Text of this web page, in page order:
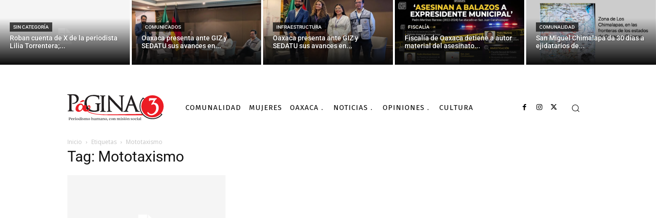
SIN CATEGORÍA
Roban cuenta de X de la periodista
Lilia Torrentera;...
COMUNICADOS
Oaxaca presenta ante GIZ y
SEDATU sus avances en...
INFRAESTRUCTURA
Oaxaca presenta ante GIZ y
SEDATU sus avances en...
FISCALÍA
Fiscalía de Oaxaca detiene a autor
material del asesinato...
COMUNALIDAD
San Miguel Chimalapa da 30 días a
ejidatarios de...
COMUNALIDAD MUJERES OAXACA NOTICIAS OPINIONES CULTURA
Inicio Etiquetas Mototaxismo
Tag: Mototaxismo